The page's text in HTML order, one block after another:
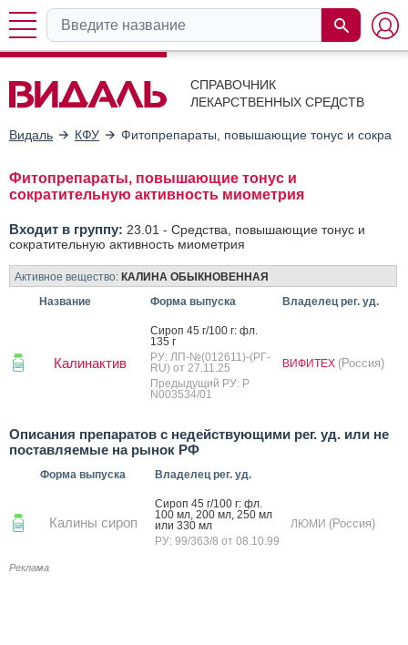
СПРАВОЧНИК
ЛЕКАРСТВЕННЫХ СРЕДСТВ
Видаль КФУ Фитопрепараты, повышающие тонус и
Фитопрепараты, повышающие тонус и
сократительную активность миометрия
Входит в группу: 23.01 - Средства, повышающие тонус и
сократительную активность миометрия
Активное вещество: КАЛИНА ОБЫКНОВЕННАЯ
Название
Форма выпуска Владелец рег. уд.
Калинактив
Си­роп 45 г/100 г: фл.
135 г
РУ: ЛП-№(012611)-(РГ-
RU) от 27.11.25
Предыдущий РУ: Р
N003534/01
ВИФИТЕХ (Россия)
Описания препаратов с недействующими рег. уд. или не
поставляемые на рынок РФ
Форма выпуска Владелец рег. уд.
Калины сироп
Си­роп 45 г/100 г: фл.
100 мл, 200 мл, 250 мл
или 330 мл
РУ: 99/363/8 от 08.10.99
ЛЮМИ (Россия)
Реклама